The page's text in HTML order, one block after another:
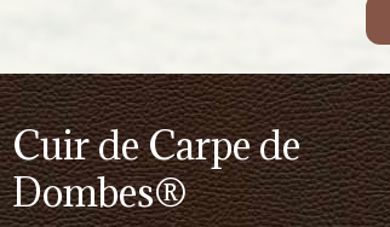
Cuir de Carpe de
Dombes®